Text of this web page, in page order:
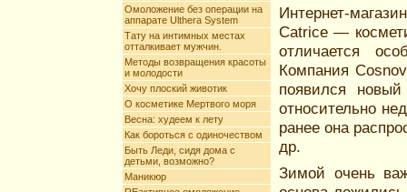
Омоложение без операции на
аппарате Ulthera System
Тату на интимных меcтах
отталкивает мужчин.
Методы возвращения красоты
и молодости
Хочу плоский животик
О косметике Мертвого моря
Весна: худеем к лету
Как бороться с одиночеством
Быть Леди, сидя дома с
детьми, возможно?
Маникюр
Интернет-
Catrice —
отличается
Компания
появился
относительно
ранее она
др.
Зимой очень